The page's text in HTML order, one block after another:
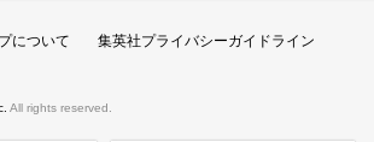
について
集英社プライバシーガイドライン
All rights reserved.